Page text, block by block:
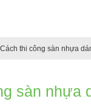
Cách thi công sàn nhựa
sàn nhựa